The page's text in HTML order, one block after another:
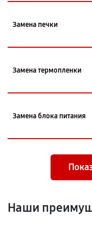
Замена печки
Замена термопленки
Замена блока питания
Наши